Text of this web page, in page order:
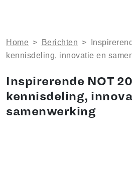
Home > Berichten >
kennisdeling, innovatie en
Inspirerende NOT
kennisdeling,
samenwerking